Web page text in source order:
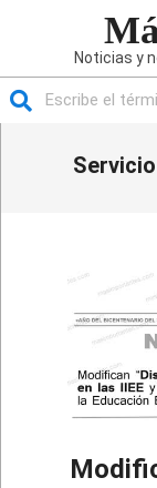
Noticias y